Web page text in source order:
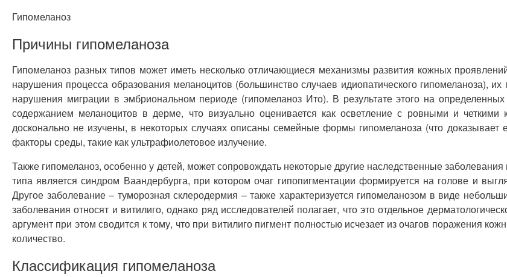
Гипомеланоз
Причины гипомеланоза
Гипомеланоз разных типов может иметь несколько отличающиеся механизмы развития кожных
нарушения процесса образования меланоцитов (большинство случаев идиопатического гипомеланоза),
нарушения миграции в эмбриональном периоде (гипомеланоз Ито). В результате этого на
содержанием меланоцитов в дерме, что визуально оценивается как осветление с ровными и
досконально не изучены, в некоторых случаях описаны семейные формы гипомеланоза (что
факторы среды, такие как ультрафиолетовое излучение.
Также гипомеланоз, особенно у детей, может сопровождать некоторые другие наследственные
типа является синдром Ваандербурга, при котором очаг гипопигментации формируется на голове и
Другое заболевание – туморозная склеродермия – также характеризуется гипомеланозом в виде
заболевания относят и витилиго, однако ряд исследователей полагает, что это отдельное
аргумент при этом сводится к тому, что при витилиго пигмент полностью исчезает из очагов поражения
количество.
Классификация гипомеланоза